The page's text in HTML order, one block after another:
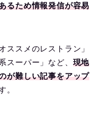
るため情報発信が容易
ススメのレストラン」
スーパー」など、 現地
が難しい記事をアップ
。